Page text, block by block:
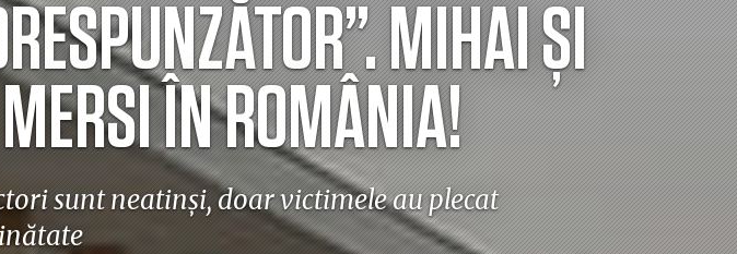
MIHAI ȘI
ÎN ROMÂNIA!
sunt neatinși, doar victimele au plecat